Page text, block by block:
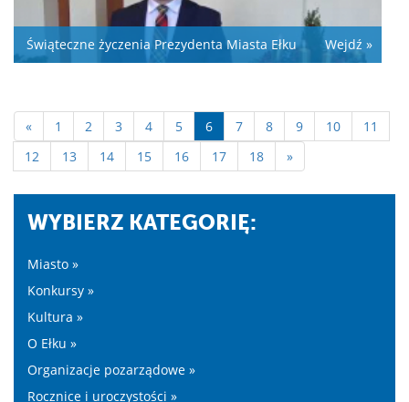
Świąteczne życzenia Prezydenta Miasta Ełku Wejdź »
« 1 2 3 4 5 6 7 8 9 10
11
12
13 14 15 16 17 18 »
WYBIERZ KATEGORIĘ:
Miasto »
Konkursy »
Kultura »
O Ełku »
Organizacje pozarządowe »
Rocznice i uroczystości »